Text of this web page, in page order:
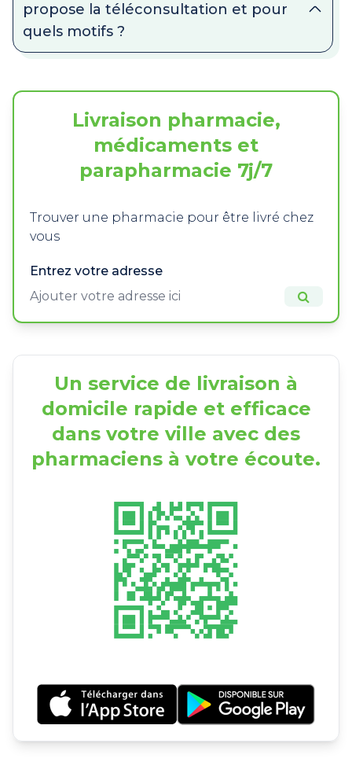
propose la téléconsultation et pour
quels motifs ?
Livraison pharmacie,
médicaments et
parapharmacie 7j/7
Trouver une pharmacie pour être livré chez
vous
Entrez votre adresse
Un service de livraison à
domicile rapide et efficace
dans votre ville avec des
pharmaciens à votre écoute.